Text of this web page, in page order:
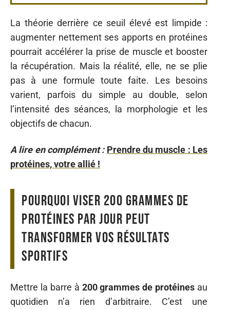
La théorie derrière ce seuil élevé est limpide :
augmenter nettement ses apports en protéines
pourrait accélérer la prise de muscle et booster
la récupération. Mais la réalité, elle, ne se plie
pas à une formule toute faite. Les besoins
varient, parfois du simple au double, selon
l’intensité des séances, la morphologie et les
objectifs de chacun.
A lire en complément : Prendre du muscle : Les
protéines, votre allié !
Pourquoi viser 200 grammes de
protéines par jour peut
transformer vos résultats
sportifs
Mettre la barre à 200 grammes de protéines au
quotidien n’a rien d’arbitraire. C’est une